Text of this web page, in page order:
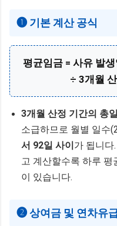
❶ 기본 계산 공식
평균임금 = 사유 발
÷ 3개월
3개월 산정 기간의 총
소급하므로 월별 일수
서 92일 사이가 됩니다
고 계산할수록 하루
이 있습니다.
❷ 상여금 및 연차유